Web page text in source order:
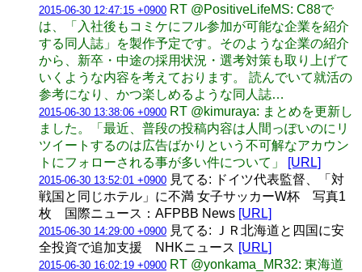
2015-06-30 12:47:15 +0900 RT @PositiveLifeMS: C88で
は、「入社後もコミケにフル参加が可能な企業を紹介
する同人誌」を製作予定です。そのような企業の紹介
から、新卒・中途の採用状況・選考対策も取り上げて
いくような内容を考えております。 読んでいて就活の
参考になり、かつ楽しめるような同人誌…
2015-06-30 13:38:06 +0900 RT @kimuraya: まとめを更新し
ました。「最近、普段の投稿内容は人間っぽいのにリ
ツイートするのは広告ばかりという不可解なアカウン
トにフォローされる事が多い件について」
[URL]
2015-06-30 13:52:01 +0900 見てる: ドイツ代表監督、「対
戦国と同じホテル」に不満 女子サッカーW杯 写真1
枚 国際ニュース：AFPBB News [URL]
2015-06-30 14:29:00 +0900 見てる: ＪＲ北海道と四国に安
全投資で追加支援 NHKニュース [URL]
2015-06-30 16:02:19 +0900 RT @yonkama_MR32: 東海道